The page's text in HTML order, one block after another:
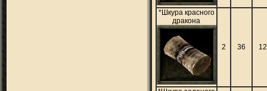
*Шкура красного
дракона
2 36 12